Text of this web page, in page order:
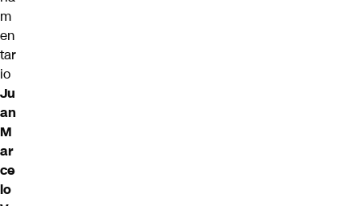
m
en
tar
io
Ju
an
M
ar
ce
lo